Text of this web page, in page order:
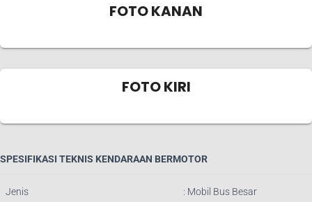
FOTO KANAN
FOTO KIRI
SPESIFIKASI TEKNIS KENDARAAN BERMOTOR
Jenis : Mobil Bus Besar